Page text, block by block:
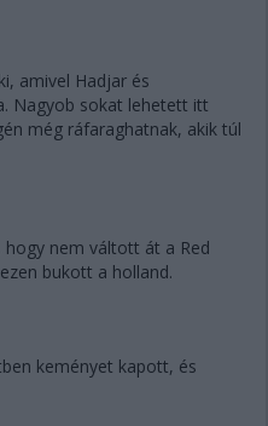
amivel Hadjar és
Nagyob sokat lehetett itt
még ráfaraghatnak, akik túl
hogy nem váltott át a Red
bukott a holland.
keményet kapott, és